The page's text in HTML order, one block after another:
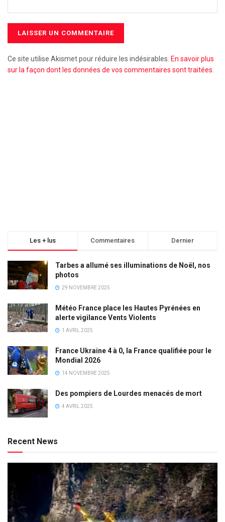
Ce site utilise Akismet pour réduire les indésirables. En savoir plus
sur la façon dont les données de vos commentaires sont traitées
Les + lus Commentaires Dernier
Tarbes a allumé ses illuminations de Noël, nos
photos
29 NOVEMBRE 2025
Météo France place les Hautes Pyrénées en
alerte vigilance Vents Violents
1 AVRIL 2025
France Ukraine 4 à 0, la France qualifiée pour le
Mondial 2026
14 NOVEMBRE 2025
Des pompiers de Lourdes menacés de mort
4 AVRIL 2025
Recent News